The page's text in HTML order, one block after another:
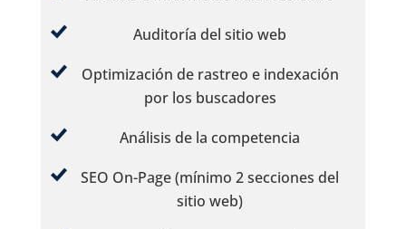
Auditoría del sitio web
Optimización de rastreo e indexación
por los buscadores
Análisis de la competencia
SEO On-Page(mínimo 2 secciones del
sitio web)